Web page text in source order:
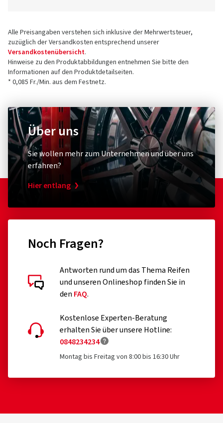
Alle Preisangaben verstehen sich inklusive der Mehrwertsteuer,
zuzüglich der Versandkosten entsprechend unserer
Versandkostenübersicht.
Hinweise zu den Produktabbildungen entnehmen Sie bitte den
Informationen auf den Produktdetailseiten.
* 0,085 Fr./Min. aus dem Festnetz.
Über uns
Sie wollen mehr zum Unternehmen und über uns
erfahren?
Hier entlang
Noch Fragen?
Antworten rund um das Thema Reifen
und unseren Onlineshop finden Sie in
den FAQ.
Kostenlose Experten-Beratung
erhalten Sie über unsere Hotline:
0848234234
Montag bis Freitag von 8:00 bis 16:30 Uhr